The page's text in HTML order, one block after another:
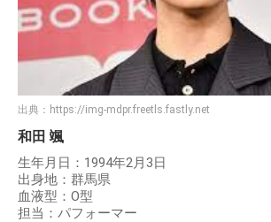
出典： https://img-mdpr.freetls.fastly.net
和田 颯
生年月日：1994年2月3日
出身地：群馬県
血液型：O型
担当：パフォーマー